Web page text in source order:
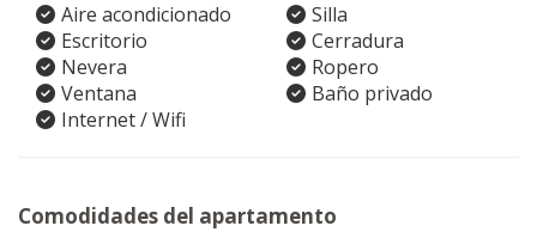
Aire acondicionado
Silla
Escritorio
Cerradura
Nevera
Ropero
Ventana
Baño privado
Internet / Wifi
Comodidades del apartamento